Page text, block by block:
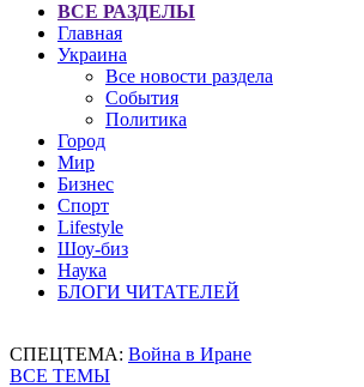
ВСЕ РАЗДЕЛЫ
Главная
Украина
Все новости раздела
События
Политика
Город
Мир
Бизнес
Спорт
Lifestyle
Шоу-биз
Наука
БЛОГИ ЧИТАТЕЛЕЙ
СПЕЦТЕМА: Война в Иране
ВСЕ ТЕМЫ